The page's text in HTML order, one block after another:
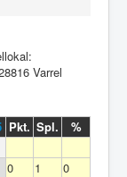
Varrel
Pkt. Spl.
%
0 1
0